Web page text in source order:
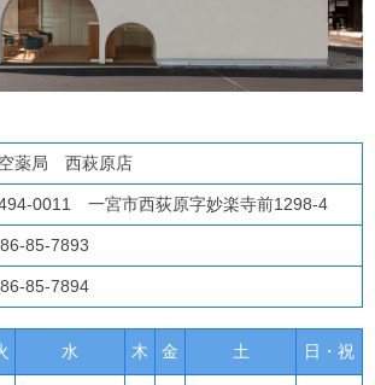
薬局 西萩原店
0011 一宮市西荻原字妙楽寺前1298-4
85-7893
85-7894
水 木 金 土 日・祝